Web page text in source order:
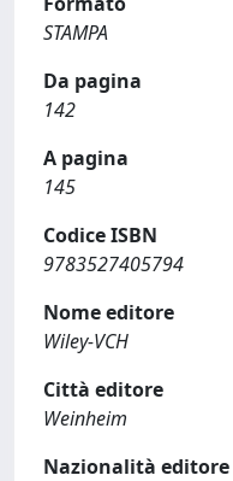
STAMPA
Da pagina
142
A pagina
145
Codice ISBN
9783527405794
Nome editore
Wiley-VCH
Città editore
Weinheim
Nazionalità editore